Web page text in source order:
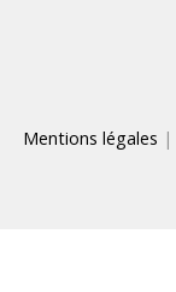
Mentions légales |